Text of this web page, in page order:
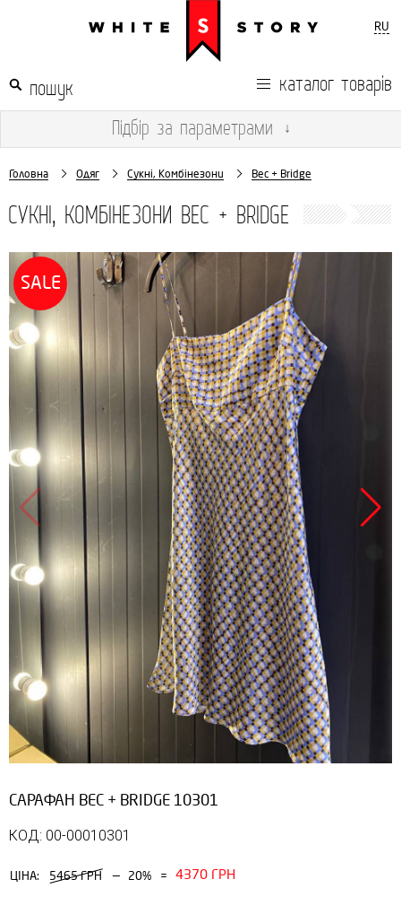
RU
каталог товарів
Підбір за параметрами ↓
Головна Одяг Сукні, Комбінезони Bec + Bridge
СУКНІ, КОМБІНЕЗОНИ BEC + BRIDGE
SALE
САРАФАН ВEC + ВRIDGE 10301
КОД: 00-00010301
ЦІНА: 5465 ГРН — 20% = 4370 ГРН